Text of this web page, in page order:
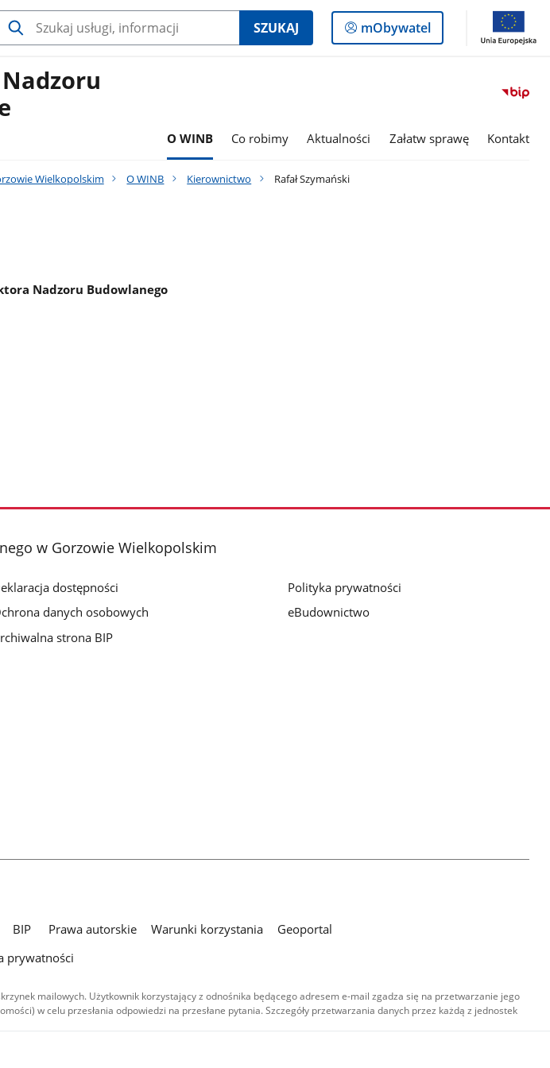
SZUKAJ
Logowanie
do
mObywatel
O WINB Co robimy Aktualności Załatw sprawę Kontakt
Wielkopolskim O WINB Kierownictwo Rafał Szymański
Nadzoru Budowlanego
w Gorzowie Wielkopolskim
dostępności
danych osobowych
strona BIP
Polityka prywatności
eBudownictwo
BIP Prawa autorskie Warunki korzystania
Geoportal
prywatności
mailowych. Użytkownik korzystający z odnośnika będącego adresem e-mail zgadza się na przetwarzanie jego
w celu przesłania odpowiedzi na przesłane pytania. Szczegóły przetwarzania danych przez każdą z jednostek
treści audiowizualnych), są